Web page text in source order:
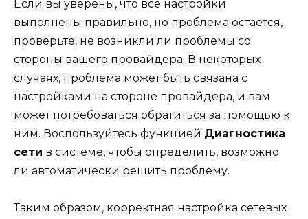
Если вы уверены, что все настройки
выполнены правильно, но проблема остается,
проверьте, не возникли ли проблемы со
стороны вашего провайдера. В некоторых
случаях, проблема может быть связана с
настройками на стороне провайдера, и вам
может потребоваться обратиться за помощью к
ним. Воспользуйтесь функцией Диагностика
сети в системе, чтобы определить, возможно
ли автоматически решить проблему.
Таким образом, корректная настройка сетевых